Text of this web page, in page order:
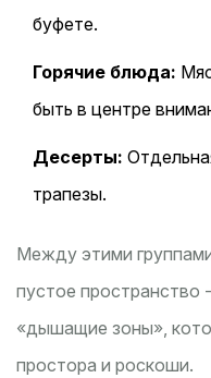
буфете.
Горячие блюда:
быть в центре
Десерты:
трапезы.
Между этими
пустое
«дышащие зоны»,
простора и роскоши.